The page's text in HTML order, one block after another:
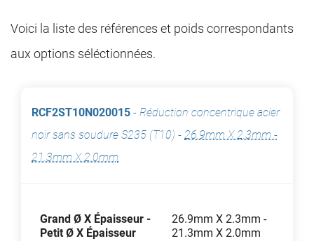
Voici la liste des références et poids correspondants
aux options séléctionnées.
RCF2ST10N020015 - Réduction concentrique acier
noir sans soudure S235 (T10) - 26.9mm X 2.3mm -
21.3mm X 2.0mm
Grand Ø X Épaisseur -
Petit Ø X Épaisseur
26.9mm X 2.3mm -
21.3mm X 2.0mm